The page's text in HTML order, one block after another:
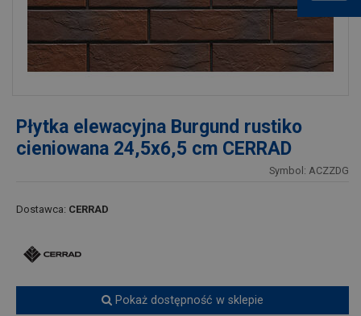
Płytka elewacyjna Burgund rustiko
cieniowana 24,5x6,5 cm CERRAD
Symbol: ACZZDG
Dostawca: CERRAD
Pokaż dostępność w sklepie